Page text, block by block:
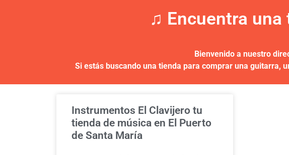
♫ Encuentra
Bienvenido a nuestro
Si estás buscando una tienda para comprar una guitarra,
Instrumentos El Clavijero tu
tienda de música en El Puerto
de Santa María